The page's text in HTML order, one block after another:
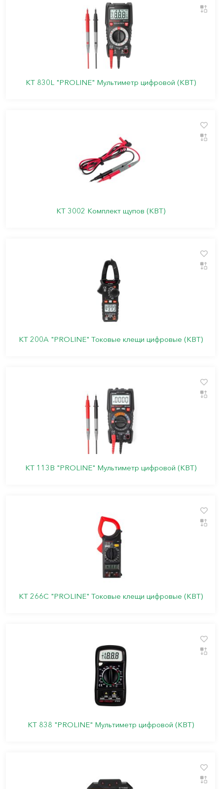
KT 830L "PROLINE" Мультиметр цифровой (КВТ)
KT 3002 Комплект щупов (КВТ)
KT 200A "PROLINE" Токовые клещи цифровые (КВТ)
KT 113B "PROLINE" Мультиметр цифровой (КВТ)
КТ 266C "PROLINE" Токовые клещи цифровые (КВТ)
KT 838 "PROLINE" Мультиметр цифровой (КВТ)